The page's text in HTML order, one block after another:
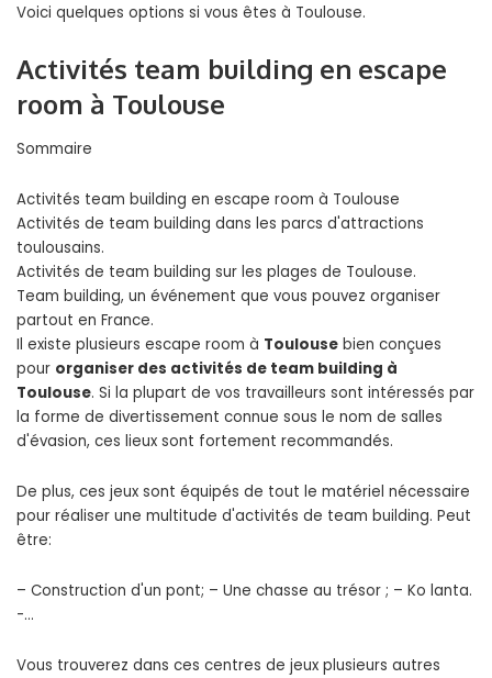
Voici quelques options si vous êtes à Toulouse.
Activités team building en escape
room à Toulouse
Sommaire
Activités team building en escape room à Toulouse
Activités de team building dans les parcs d'attractions
toulousains.
Activités de team building sur les plages de Toulouse.
Team building, un événement que vous pouvez organiser
partout en France.
Il existe plusieurs escape room à Toulouse bien conçues
pour organiser des activités de team building à
Toulouse. Si la plupart de vos travailleurs sont intéressés par
la forme de divertissement connue sous le nom de salles
d'évasion, ces lieux sont fortement recommandés.
De plus, ces jeux sont équipés de tout le matériel nécessaire
pour réaliser une multitude d'activités de team building. Peut
être:
– Construction d'un pont; – Une chasse au trésor ; – Ko lanta.
-…
Vous trouverez dans ces centres de jeux plusieurs autres